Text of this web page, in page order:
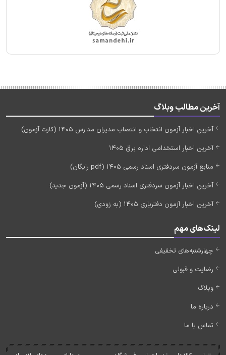
آخرین مطالب وبلاگ
آخرین اخبار آزمون انتخاب و انتصاب مدیران مدارس 1405 (کارت آزمون)
آخرین اخبار استخدامی اداره برق 1405
منابع آزمون سردفتری اسناد رسمی 1405 (pdf رایگان)
آخرین اخبار آزمون سردفتری اسناد رسمی 1405 (آزمون جدید)
آخرین اخبار آزمون دفتریاری 1405 (به زودی)
لینک‌های مهم
چهارشنبه‌های تخفیفی
رضایت و قبولی
وبلاگ
درباره ما
تماس با ما